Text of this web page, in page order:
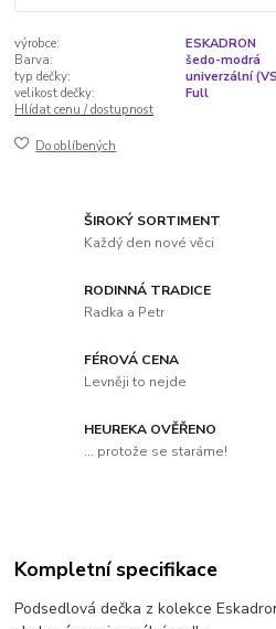
výrobce:
ESKADRON
Barva:
šedo-modrá
typ dečky:
univerzální
velikost dečky:
Full
Hlídat cenu / dostupnost
Do oblíbených
ŠIROKÝ SORTIMENT
Každý den nové věci
RODINNÁ TRADICE
Radka a Petr
FÉROVÁ CENA
Levněji to nejde
HEUREKA OVĚŘENO
... protože se staráme!
Kompletní specifikace
Podsedlová dečka z kolekce